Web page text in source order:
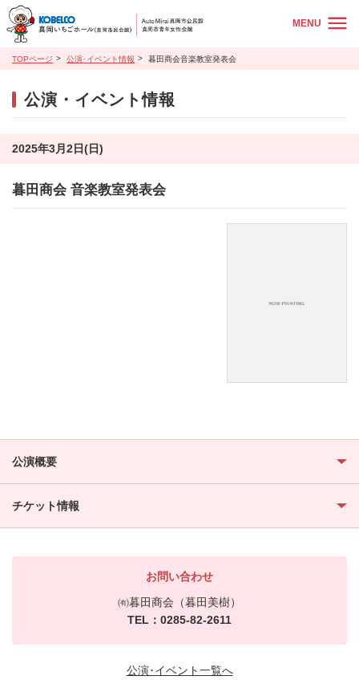
MENU
TOPページ 公演･イベント情報 暮田商会音楽教室発表会
公演・イベント情報
2025年3月2日(日)
暮田商会 音楽教室発表会
公演概要
チケット情報
お問い合わせ
㈲暮田商会（暮田美樹）
TEL：0285-82-2611
公演･イベント一覧へ